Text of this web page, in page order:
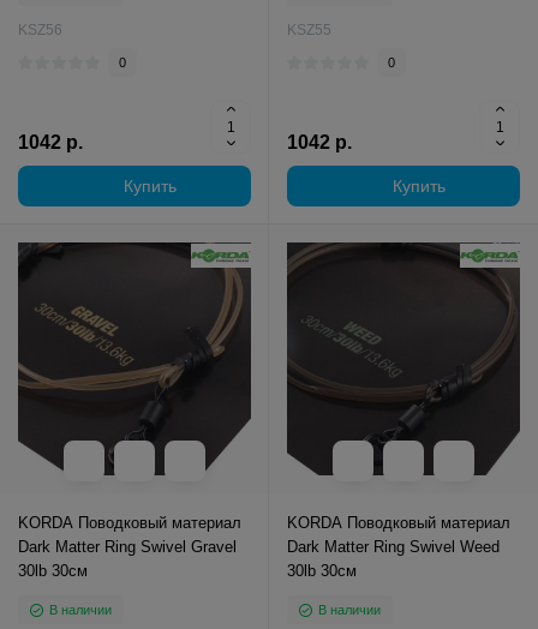
KSZ56
0
1042 р.
Купить
KSZ55
0
1042 р.
Купить
KORDA Поводковый материал
Dark Matter Ring Swivel Gravel
30lb 30см
В наличии
KORDA Поводковый материал
Dark Matter Ring Swivel Weed
30lb 30см
В наличии